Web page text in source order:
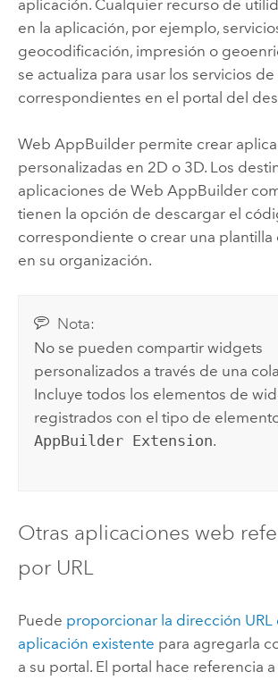
aplicación. Cualquier recurso de
en la aplicación, por ejemplo,
geocodificación, impresión o
se actualiza para usar los servicios
correspondientes en el portal del
Web AppBuilderpermite crear
personalizadas en 2D o 3D. Los
aplicaciones de Web AppBuilder
tienen la opción de descargar el
correspondiente o crear una plantilla
en su organización.
Nota:
No se pueden compartir widgets
personalizados a través de una
Incluye todos los elementos de
registrados con el tipo de
AppBuilder Extension.
Otras aplicaciones web
por URL
Puede proporcionar la dirección URL
aplicación existente para agregarla
a su portal. El portal hace referencia